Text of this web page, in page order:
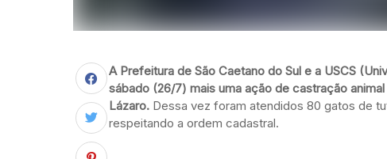
A Prefeitura de São Caetano do Sul e a USCS
sábado (26/7) mais uma ação de castração
Lázaro. Dessa vez foram atendidos 80 gatos de
respeitando a ordem cadastral.